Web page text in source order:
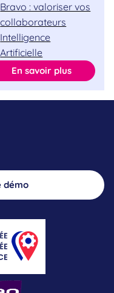
Bravo : valoriser vos
collaborateurs
Intelligence
Artificielle
En savoir plus
démo